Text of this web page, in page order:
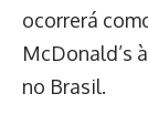
ocorrerá
McDonald’s
no Brasil.